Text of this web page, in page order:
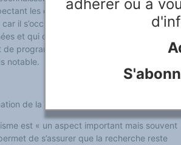
les différences entre les domaines. De
il s’occupe des zones clefs de la réforme
et qui ont été soulevées dans une série
programmes responsables. Le
notable.
de la recherche
est « un aspect important mais souvent
de s’assurer que la recherche reste
adhérer ou à